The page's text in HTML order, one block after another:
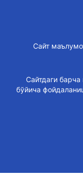
Сайт
Сайтдаги
бўйича